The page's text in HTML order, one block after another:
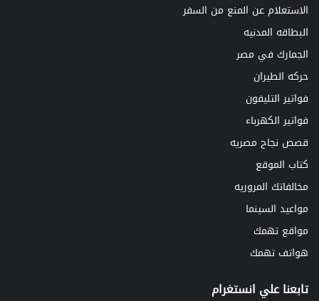
الاستعلام عن المنع من السفر
البطاقه المدنيه
الجمارك في مصر
حركه الطيران
فواتير التليفون
فواتير الكهرباء
قصص نجاح مصريه
كتاب الموقع
مخالفاتك المروريه
مواعيد السينما
مواقع تهمك
هواتف تهمك
تابعنا علي انستغرام